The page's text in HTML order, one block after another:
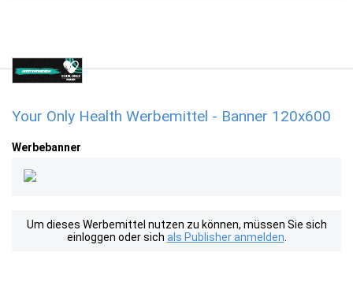
Your Only Health Werbemittel - Banner 120x600
Werbebanner
Um dieses Werbemittel nutzen zu können, müssen Sie sich
einloggen oder sich als Publisher anmelden